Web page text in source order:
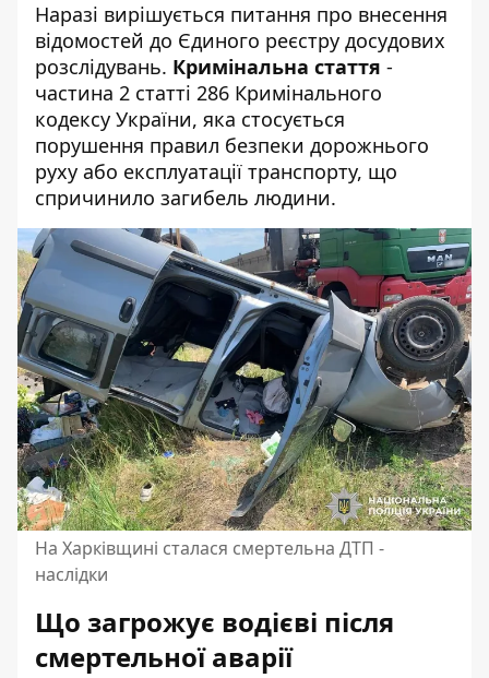
Наразі вирішується питання про внесення
відомостей до Єдиного реєстру досудових
розслідувань. Кримінальна стаття -
частина 2 статті 286 Кримінального
кодексу України, яка стосується
порушення правил безпеки дорожнього
руху або експлуатації транспорту, що
спричинило загибель людини.
На Харківщині сталася смертельна ДТП -
наслідки
Що загрожує водієві після
смертельної аварії